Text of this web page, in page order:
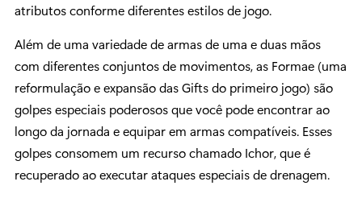
atributos conforme diferentes estilos de jogo.
Além de uma variedade de armas de uma e duas mãos
com diferentes conjuntos de movimentos, as Formae (uma
reformulação e expansão das Gifts do primeiro jogo) são
golpes especiais poderosos que você pode encontrar ao
longo da jornada e equipar em armas compatíveis. Esses
golpes consomem um recurso chamado Ichor, que é
recuperado ao executar ataques especiais de drenagem.